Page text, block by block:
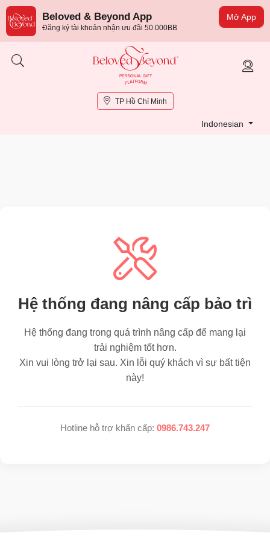
Mở App
Beloved & Beyond App
Đăng ký tài khoản nhận ưu đãi 50.000BB
TP Hồ Chí Minh
Indonesian
Hệ thống đang nâng cấp bảo trì
Hệ thống đang trong quá trình nâng cấp để mang lại
trải nghiệm tốt hơn.
Xin vui lòng trở lại sau. Xin lỗi quý khách vì sự bất tiện
này!
Hotline hỗ trợ khẩn cấp: 0986.743.247